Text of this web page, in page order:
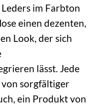
im Farbton
einen dezenten,
Look, der sich
lässt. Jede
sorgfältiger
ein Produkt von